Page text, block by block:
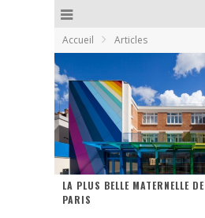
Accueil Articles
LA PLUS BELLE MATERNELLE DE
PARIS